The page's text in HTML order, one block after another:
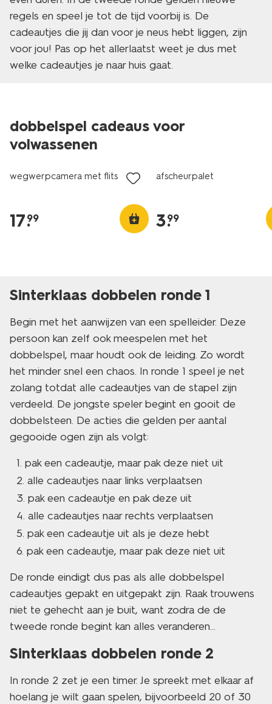
regels en speel je tot de tijd voorbij is. De
cadeautjes die jij dan voor je neus hebt liggen, zijn
voor jou! Pas op het allerlaatst weet je dus met
welke cadeautjes je naar huis gaat.
dobbelspel cadeaus voor
volwassenen
wegwerpcamera met flits
17.
99
afscheurpalet
3.
99
Sinterklaas dobbelen ronde 1
Begin met het aanwijzen van een spelleider. Deze
persoon kan zelf ook meespelen met het
dobbelspel, maar houdt ook de leiding. Zo wordt
het minder snel een chaos. In ronde 1 speel je net
zolang totdat alle cadeautjes van de stapel zijn
verdeeld. De jongste speler begint en gooit de
dobbelsteen. De acties die gelden per aantal
gegooide ogen zijn als volgt:
pak een cadeautje, maar pak deze niet uit
alle cadeautjes naar links verplaatsen
pak een cadeautje en pak deze uit
alle cadeautjes naar rechts verplaatsen
pak een cadeautje uit als je deze hebt
pak een cadeautje, maar pak deze niet uit
De ronde eindigt dus pas als alle dobbelspel
cadeautjes gepakt en uitgepakt zijn. Raak trouwens
niet te gehecht aan je buit, want zodra de de
tweede ronde begint kan alles veranderen...
Sinterklaas dobbelen ronde 2
In ronde 2 zet je een timer. Je spreekt met elkaar af
hoelang je wilt gaan spelen, bijvoorbeeld 20 of 30